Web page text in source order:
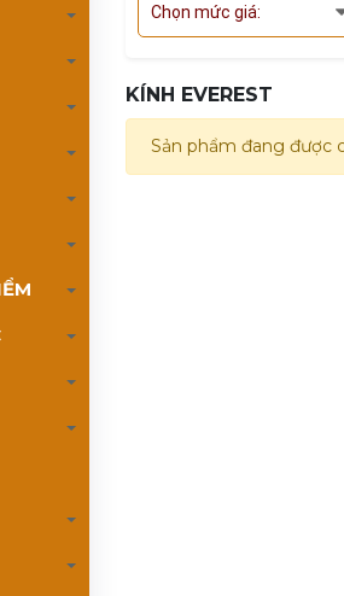
Chọn mức giá:
KÍNH EVEREST
Sản phẩm đang được